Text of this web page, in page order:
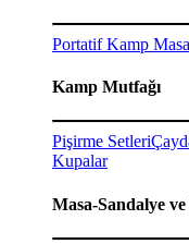
Portatif Kamp
Kamp Mutfağı
Pişirme Setleri
Kupalar
Masa-Sandalye